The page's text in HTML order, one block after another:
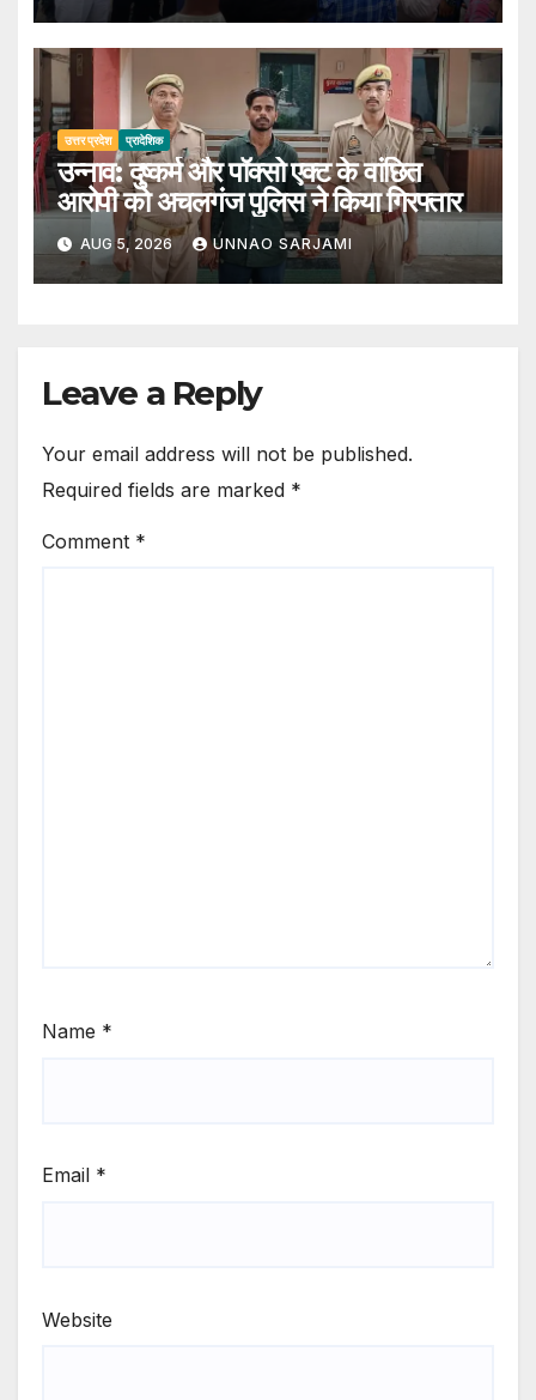
उत्तर प्रदेश प्रादेशिक
उन्नाव: दुष्कर्म और पॉक्सो एक्ट के वांछित
आरोपी को अचलगंज पुलिस ने किया गिरफ्तार
AUG 5, 2026 UNNAO SARJAMI
Leave a Reply
Your email address will not be published.
Required fields are marked *
Comment *
Name *
Email *
Website